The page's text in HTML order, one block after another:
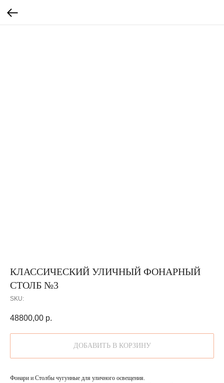
КЛАССИЧЕСКИЙ УЛИЧНЫЙ ФОНАРНЫЙ
СТОЛБ №3
SKU:
48800,00 р.
ДОБАВИТЬ В КОРЗИНУ
Фонари и Столбы чугунные для уличного освещения.